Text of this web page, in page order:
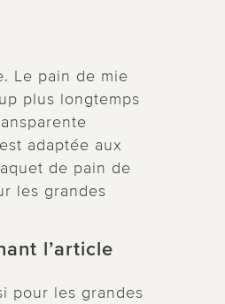
Le pain de mie
plus longtemps
adaptée aux
de pain de
les grandes
l’article
pour les grandes